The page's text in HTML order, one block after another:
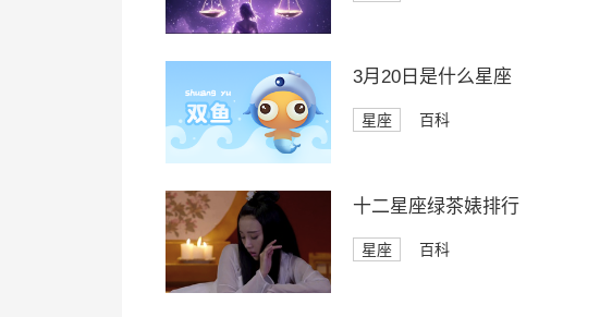
3月20日是什么星座
星座 百科
十二星座绿茶婊排行
星座 百科